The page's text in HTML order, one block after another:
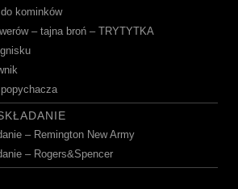
kominków
– tajna broń – TRYTYTKA
– Remington New Army
– Rogers&Spencer